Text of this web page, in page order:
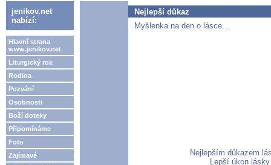
jenikov.net
nabízí:
Hlavní strana
www.jenikov.net
Liturgický rok
Rodina
Pozvání
Osobnosti
Boží doteky
Připomínáme
Foto
Zajímavé
Nejlepší důkaz
Myšlenka na den o lásce...
Nejlepším důkazem
Lepší úkon